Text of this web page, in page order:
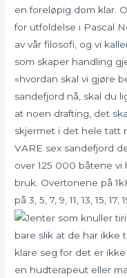
en foreløpig dom klar.
for utfoldelse i Pascal
av vår filosofi, og vi
som skaper handling
«hvordan skal vi gjøre
sandefjord nå, skal du
at noen drafting, det
skjermet i det hele tatt
VARE sex sandefjord
over 125 000 båtene vi
bruk. Overtonene på
på 3, 5, 7, 9, 11, 13, 15, 17,
bare slik at de har ikke
klare seg for det er
en hudterapeut eller